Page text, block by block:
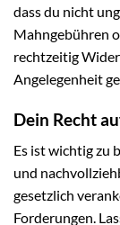
dass du nicht
Mahngebühren
rechtzeitig
Angelegenheit
Dein Recht
Es ist wichtig zu
und
gesetzlich
Forderungen.